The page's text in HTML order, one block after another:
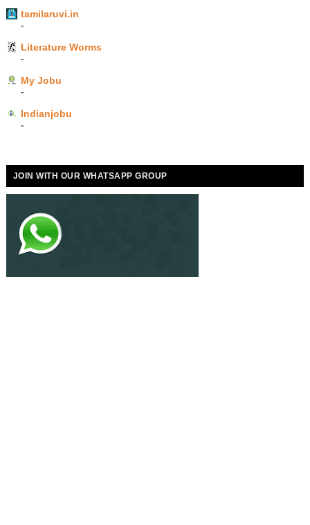
tamilaruvi.in
-
Literature Worms
-
My Jobu
-
Indianjobu
-
JOIN WITH OUR WHATSAPP GROUP